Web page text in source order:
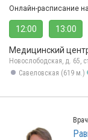
Онлайн-расписание
12:00 13:00
Медицинский
Новослободская, д. 65,
Савеловская (619 м.)